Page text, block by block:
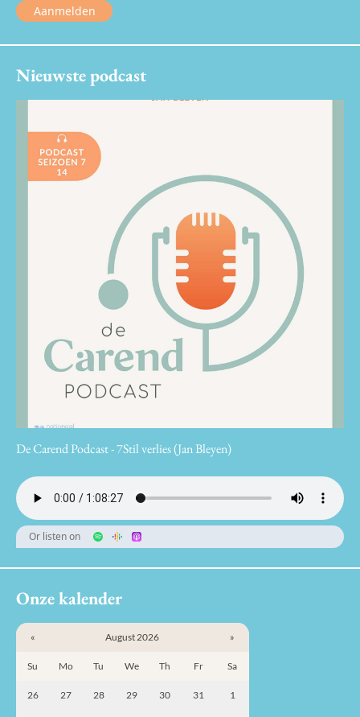
Aanmelden
Nieuwste podcast
De Carend Podcast - 7Stil verlies (Jan Bleyen)
Or listen on
Onze kalender
« August 2026 »
Su Mo Tu We Th Fr Sa
26 27 28 29 30 31 1